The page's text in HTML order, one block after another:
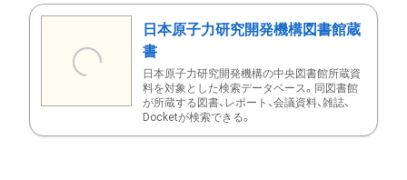
日本原子力研究開発機構図書館蔵
書
日本原子力研究開発機構の中央図書館所蔵資
料を対象とした検索データベース。同図書館
が所蔵する図書、レポート、会議資料、雑誌、
Docketが検索できる。